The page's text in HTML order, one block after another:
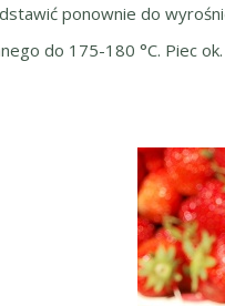
ponownie do
do 175-180 °C. Piec